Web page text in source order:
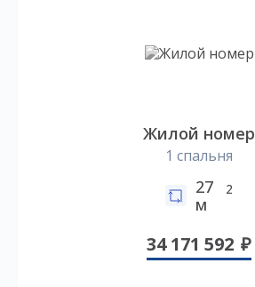
Жилой номер
1 спальня
27
м
2
34 171 592